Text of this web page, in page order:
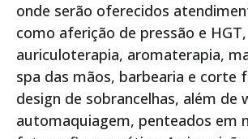
onde serão oferecidos
como aferição de pressão e HGT,
auriculoterapia, aromaterapia,
spa das mãos, barbearia e corte
design de sobrancelhas, além de
automaquiagem, penteados em